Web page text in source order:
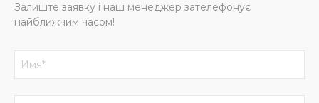
Залиште заявку і наш менеджер зателефонує
найближчим часом!